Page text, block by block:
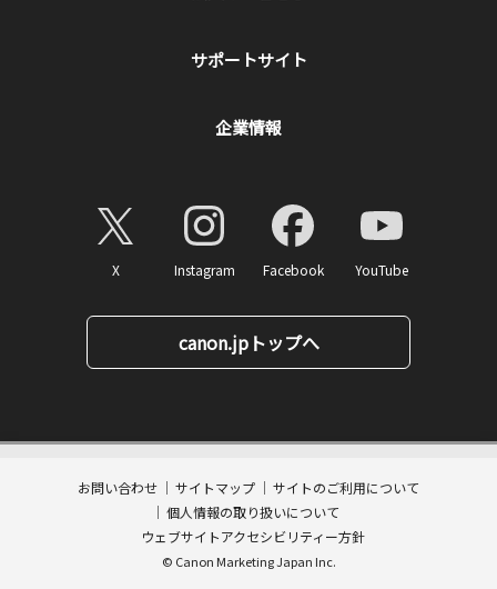
カートに入れる
サポートサイト
企業情報
X Instagram Facebook YouTube
canon.jpトップへ
お問い合わせ サイトマップ
サイトのご利用について
個人情報の取り扱いについて
ウェブサイトアクセシビリティー方針
© Canon Marketing Japan Inc.